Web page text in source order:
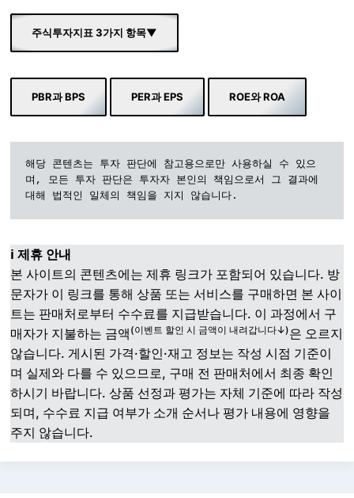
주식투자지표 3가지 항목▼
PBR과 BPS PER과 EPS ROE와 ROA
해당 콘텐츠는 투자 판단에 참고용으로만 사용하실 수 있으
며, 모든 투자 판단은 투자자 본인의 책임으로서 그 결과에
대해 법적인 일체의 책임을 지지 않습니다.
ℹ️ 제휴 안내
본 사이트의 콘텐츠에는 제휴 링크가 포함되어 있습니다. 방
문자가 이 링크를 통해 상품 또는 서비스를 구매하면 본 사이
트는 판매처로부터 수수료를 지급받습니다. 이 과정에서 구
매자가 지불하는 금액 (이벤트 할인 시 금액이 내려갑니다↓)은 오르지
않습니다. 게시된 가격·할인·재고 정보는 작성 시점 기준이
며 실제와 다를 수 있으므로, 구매 전 판매처에서 최종 확인
하시기 바랍니다. 상품 선정과 평가는 자체 기준에 따라 작성
되며, 수수료 지급 여부가 소개 순서나 평가 내용에 영향을
주지 않습니다.